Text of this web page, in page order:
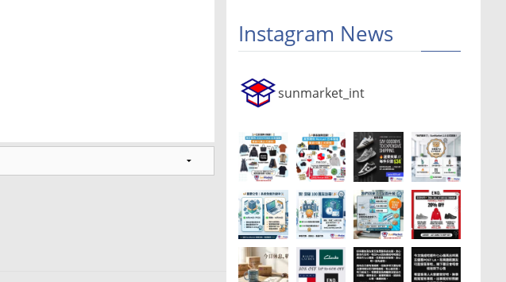
Instagram News
sunmarket_int